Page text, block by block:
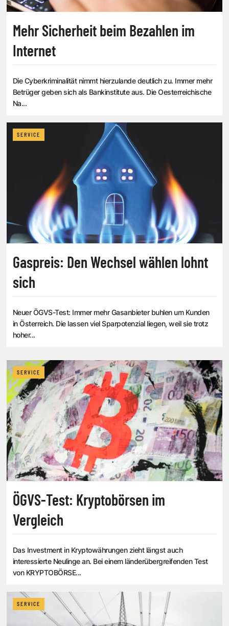
Mehr Sicherheit beim Bezahlen im
Internet
Die Cyberkriminalität nimmt hierzulande deutlich zu. Immer mehr
Betrüger geben sich als Bankinstitute aus. Die Oesterreichische
Na...
SERVICE
Gaspreis: Den Wechsel wählen lohnt
sich
Neuer ÖGVS-Test: Immer mehr Gasanbieter buhlen um Kunden
in Österreich. Die lassen viel Sparpotenzial liegen, weil sie trotz
hoher...
SERVICE
ÖGVS-Test: Kryptobörsen im
Vergleich
Das Investment in Kryptowährungen zieht längst auch
interessierte Neulinge an. Bei einem länderübergreifenden Test
von KRYPTOBÖRSE...
SERVICE